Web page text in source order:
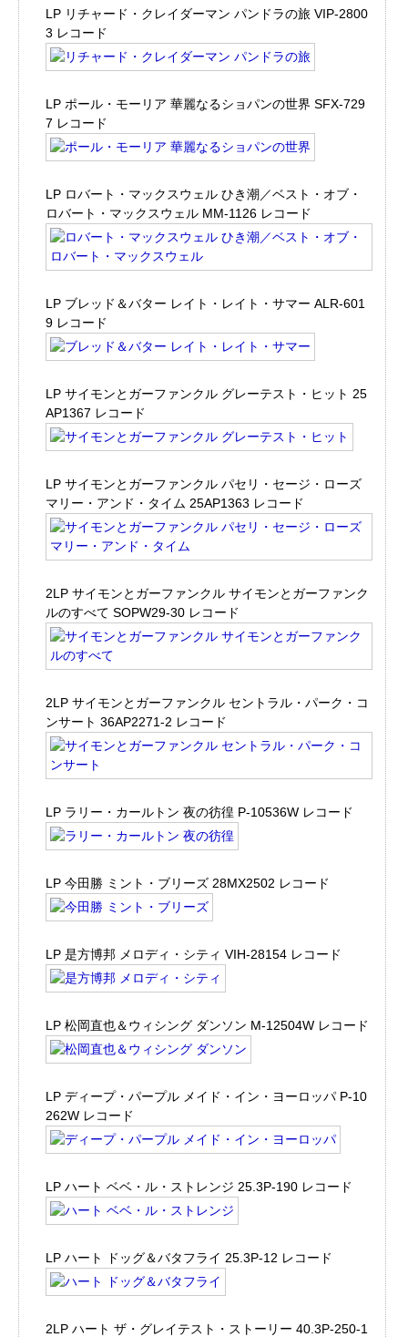
LP リチャード・クレイダーマン パンドラの旅 VIP-2800
3 レコード
LP ポール・モーリア 華麗なるショパンの世界 SFX-729
7 レコード
LP ロバート・マックスウェル ひき潮／ベスト・オブ・
ロバート・マックスウェル MM-1126 レコード
LP ブレッド＆バター レイト・レイト・サマー ALR-601
9 レコード
LP サイモンとガーファンクル グレーテスト・ヒット 25
AP1367 レコード
LP サイモンとガーファンクル パセリ・セージ・ローズ
マリー・アンド・タイム 25AP1363 レコード
2LP サイモンとガーファンクル サイモンとガーファンク
ルのすべて SOPW29-30 レコード
2LP サイモンとガーファンクル セントラル・パーク・コ
ンサート 36AP2271-2 レコード
LP ラリー・カールトン 夜の彷徨 P-10536W レコード
LP 今田勝 ミント・ブリーズ 28MX2502 レコード
LP 是方博邦 メロディ・シティ VIH-28154 レコード
LP 松岡直也＆ウィシング ダンソン M-12504W レコード
LP ディープ・パープル メイド・イン・ヨーロッパ P-10
262W レコード
LP ハート ベベ・ル・ストレンジ 25.3P-190 レコード
LP ハート ドッグ＆バタフライ 25.3P-12 レコード
2LP ハート ザ・グレイテスト・ストーリー 40.3P-250-1